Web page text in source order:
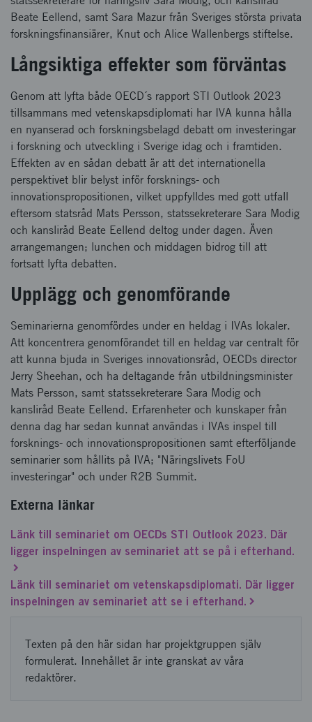
Beate Eellend, samt Sara Mazur från Sveriges största privata
forskningsfinansiärer, Knut och Alice Wallenbergs stiftelse.
Långsiktiga effekter som förväntas
Genom att lyfta både OECD´s rapport STI Outlook 2023
tillsammans med vetenskapsdiplomati har IVA kunna hålla
en nyanserad och forskningsbelagd debatt om investeringar
i forskning och utveckling i Sverige idag och i framtiden.
Effekten av en sådan debatt är att det internationella
perspektivet blir belyst inför forsknings- och
innovationspropositionen, vilket uppfylldes med gott utfall
eftersom statsråd Mats Persson, statssekreterare Sara Modig
och kansliråd Beate Eellend deltog under dagen. Även
arrangemangen; lunchen och middagen bidrog till att
fortsatt lyfta debatten.
Upplägg och genomförande
Seminarierna genomfördes under en heldag i IVAs lokaler.
Att koncentrera genomförandet till en heldag var centralt för
att kunna bjuda in Sveriges innovationsråd, OECDs director
Jerry Sheehan, och ha deltagande från utbildningsminister
Mats Persson, samt statssekreterare Sara Modig och
kansliråd Beate Eellend. Erfarenheter och kunskaper från
denna dag har sedan kunnat användas i IVAs inspel till
forsknings- och innovationspropositionen samt efterföljande
seminarier som hållits på IVA; "Näringslivets FoU
investeringar" och under R2B Summit.
Externa länkar
Länk till seminariet om OECDs STI Outlook 2023. Där
ligger inspelningen av seminariet att se på i efterhand.
Länk till seminariet om vetenskapsdiplomati. Där ligger
inspelningen av seminariet att se i efterhand.
Texten på den här sidan har projektgruppen själv
formulerat. Innehållet är inte granskat av våra
redaktörer.